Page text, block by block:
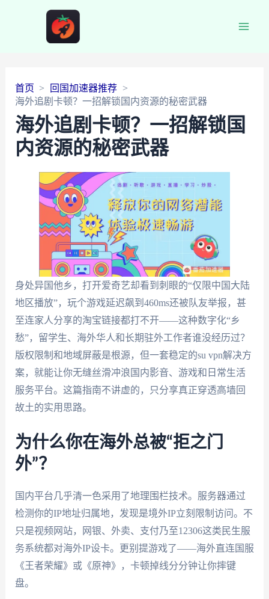
首页
回国加速器推荐
海外追剧卡顿？一招解锁国内资源的秘密武器
海外追剧卡顿？一招解锁国
内资源的秘密武器
身处异国他乡，打开爱奇艺却看到刺眼的“仅限中国大陆
地区播放”，玩个游戏延迟飙到460ms还被队友举报，甚
至连家人分享的淘宝链接都打不开——这种数字化“乡
愁”，留学生、海外华人和长期驻外工作者谁没经历过？
版权限制和地域屏蔽是根源，但一套稳定的su vpn解决方
案，就能让你无缝丝滑冲浪国内影音、游戏和日常生活
服务平台。这篇指南不讲虚的，只分享真正穿透高墙回
故土的实用思路。
为什么你在海外总被“拒之门
外”？
国内平台几乎清一色采用了地理围栏技术。服务器通过
检测你的IP地址归属地，发现是境外IP立刻限制访问。不
只是视频网站，网银、外卖、支付乃至12306这类民生服
务系统都对海外IP设卡。更别提游戏了——海外直连国服
《王者荣耀》或《原神》，卡顿掉线分分钟让你摔键
盘。